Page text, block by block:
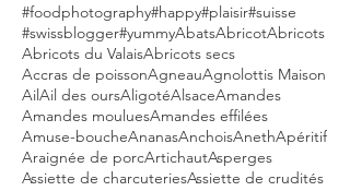
#foodphotography#happy#plaisir#suisse
#swissblogger#yummyAbatsAbricotAbricots
Abricots du ValaisAbricots secs
Accras de poissonAgneauAgnolottis Maison
AilAil des oursAligotéAlsaceAmandes
Amandes mouluesAmandes effilées
Amuse-boucheAnanasAnchoisAnethApéritif
Araignée de porcArtichautAsperges
Assiette de charcuteriesAssiette de crudités